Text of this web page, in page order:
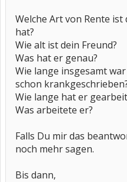
Welche Art von Rente ist
hat?
Wie alt ist dein Freund?
Was hat er genau?
Wie lange insgesamt
schon
Wie lange hat er
Was arbeitete er?
Falls Du mir das
noch mehr sagen.
Bis dann,